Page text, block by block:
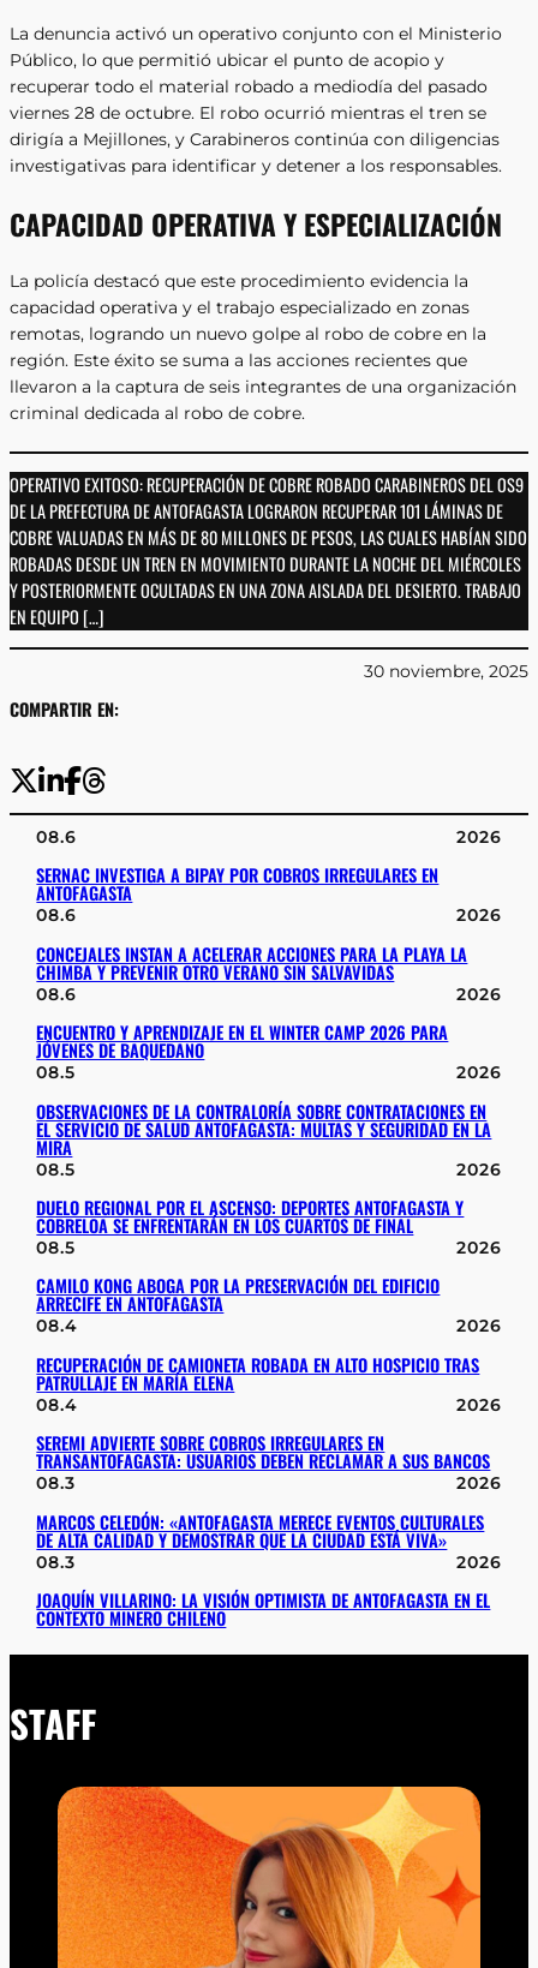
La denuncia activó un operativo conjunto con el Ministerio
Público, lo que permitió ubicar el punto de acopio y
recuperar todo el material robado a mediodía del pasado
viernes 28 de octubre. El robo ocurrió mientras el tren se
dirigía a Mejillones, y Carabineros continúa con diligencias
investigativas para identificar y detener a los responsables.
CAPACIDAD OPERATIVA Y ESPECIALIZACIÓN
La policía destacó que este procedimiento evidencia la
capacidad operativa y el trabajo especializado en zonas
remotas, logrando un nuevo golpe al robo de cobre en la
región. Este éxito se suma a las acciones recientes que
llevaron a la captura de seis integrantes de una organización
criminal dedicada al robo de cobre.
OPERATIVO EXITOSO: RECUPERACIÓN DE COBRE ROBADO CARABINEROS DEL OS9
DE LA PREFECTURA DE ANTOFAGASTA LOGRARON RECUPERAR 101 LÁMINAS DE
COBRE VALUADAS EN MÁS DE 80 MILLONES DE PESOS, LAS CUALES HABÍAN SIDO
ROBADAS DESDE UN TREN EN MOVIMIENTO DURANTE LA NOCHE DEL MIÉRCOLES
Y POSTERIORMENTE OCULTADAS EN UNA ZONA AISLADA DEL DESIERTO. TRABAJO
EN EQUIPO […]
COMPARTIR EN:
30 noviembre, 2025
08.6 2026
SERNAC INVESTIGA A BIPAY POR COBROS IRREGULARES EN
ANTOFAGASTA
08.6 2026
CONCEJALES INSTAN A ACELERAR ACCIONES PARA LA PLAYA LA
CHIMBA Y PREVENIR OTRO VERANO SIN SALVAVIDAS
08.6 2026
ENCUENTRO Y APRENDIZAJE EN EL WINTER CAMP 2026 PARA
JÓVENES DE BAQUEDANO
08.5 2026
OBSERVACIONES DE LA CONTRALORÍA SOBRE CONTRATACIONES EN
EL SERVICIO DE SALUD ANTOFAGASTA: MULTAS Y SEGURIDAD EN LA
MIRA
08.5 2026
DUELO REGIONAL POR EL ASCENSO: DEPORTES ANTOFAGASTA Y
COBRELOA SE ENFRENTARÁN EN LOS CUARTOS DE FINAL
08.5 2026
CAMILO KONG ABOGA POR LA PRESERVACIÓN DEL EDIFICIO
ARRECIFE EN ANTOFAGASTA
08.4 2026
RECUPERACIÓN DE CAMIONETA ROBADA EN ALTO HOSPICIO TRAS
PATRULLAJE EN MARÍA ELENA
08.4 2026
SEREMI ADVIERTE SOBRE COBROS IRREGULARES EN
TRANSANTOFAGASTA: USUARIOS DEBEN RECLAMAR A SUS BANCOS
08.3 2026
MARCOS CELEDÓN: «ANTOFAGASTA MERECE EVENTOS CULTURALES
DE ALTA CALIDAD Y DEMOSTRAR QUE LA CIUDAD ESTÁ VIVA»
08.3 2026
JOAQUÍN VILLARINO: LA VISIÓN OPTIMISTA DE ANTOFAGASTA EN EL
CONTEXTO MINERO CHILENO
STAFF